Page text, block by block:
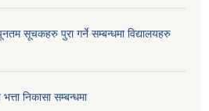
सूचकहरु पुरा गर्ने सम्बन्धमा विद्यालयहरु
निकासा सम्बन्धमा